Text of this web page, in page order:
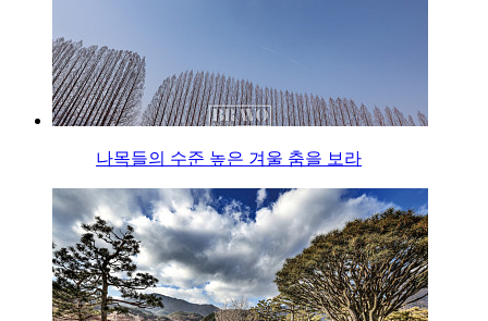
나목들의 수준 높은 겨울 춤을 보라